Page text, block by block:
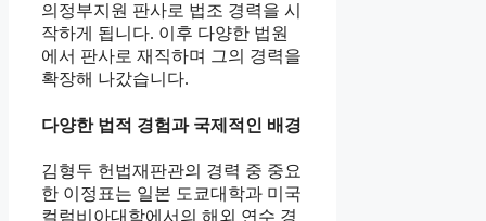
의정부지원 판사로 법조 경력을 시
작하게 됩니다. 이후 다양한 법원
에서 판사로 재직하며 그의 경력을
확장해 나갔습니다.
다양한 법적 경험과 국제적인 배경
김형두 헌법재판관의 경력 중 중요
한 이정표는 일본 도쿄대학과 미국
컬럼비아대학에서의 해외 연수 경